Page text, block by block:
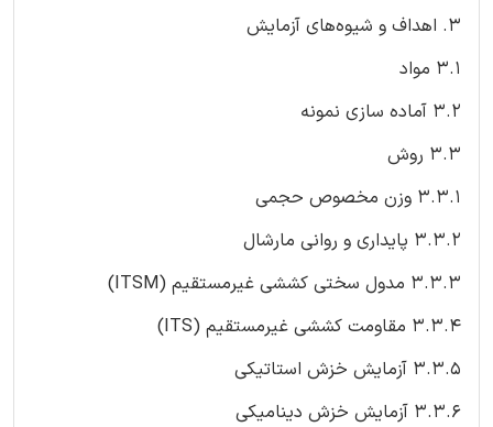
3. اهداف و شیوه‌های آزمایش
3.1 مواد
3.2 آماده سازی نمونه
3.3 روش
3.3.1 وزن مخصوص حجمی
3.3.2 پایداری و روانی مارشال
3.3.3 مدول سختی کششی غیرمستقیم (ITSM)
3.3.4 مقاومت کششی غیرمستقیم (ITS)
3.3.5 آزمایش خزش استاتیکی
3.3.6 آزمایش خزش دینامیکی